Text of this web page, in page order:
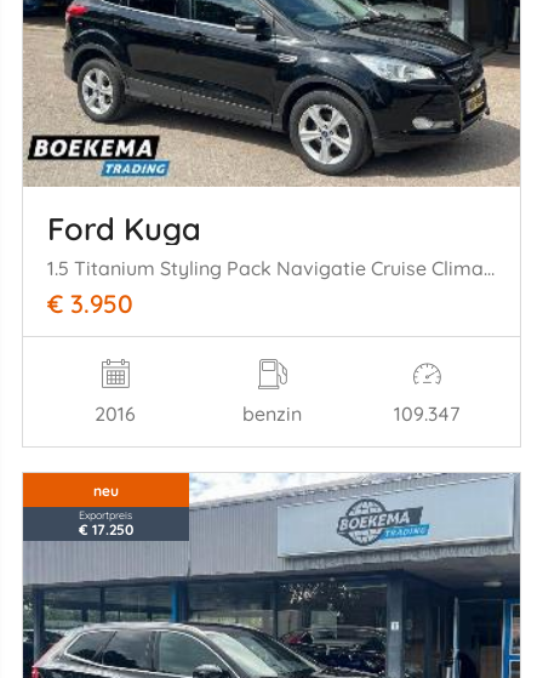
Ford Kuga
1.5 Titanium Styling Pack Navigatie Cruise Climate Stoelverw.
€ 3.950
2016 benzin 109.347
neu
Exportpreis
€ 17.250